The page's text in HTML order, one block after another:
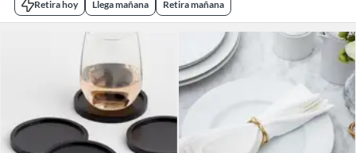
Retira hoy Llega mañana Retira mañana